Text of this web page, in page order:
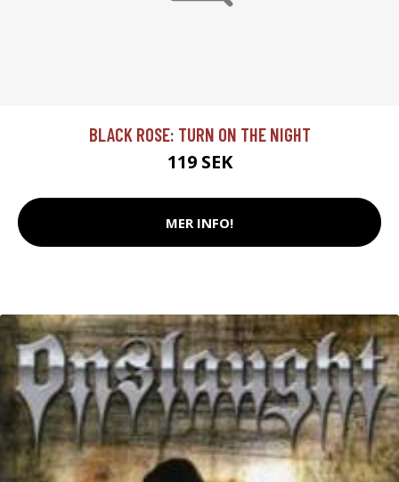
BLACK ROSE: TURN ON THE NIGHT
119 SEK
MER INFO!